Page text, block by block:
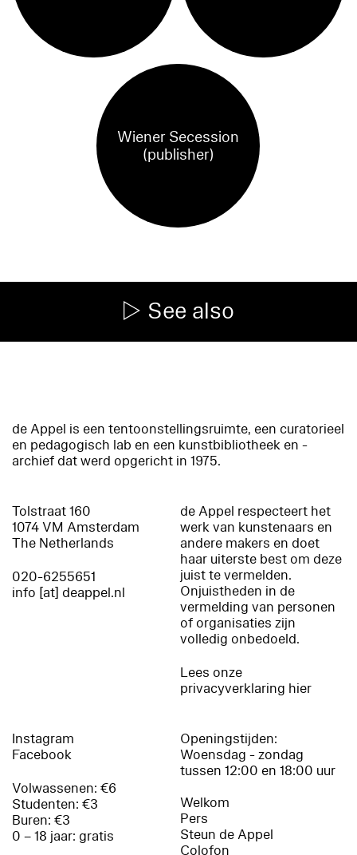
Wiener Secession
(publisher)
See also
de Appel is een tentoonstellingsruimte, een curatorieel
en pedagogisch lab en een kunstbibliotheek en -
archief dat werd opgericht in 1975.
Tolstraat 160
1074 VM Amsterdam
The Netherlands
020-6255651
info [at] deappel.nl
de Appel respecteert het
werk van kunstenaars en
andere makers en doet
haar uiterste best om deze
juist te vermelden.
Onjuistheden in de
vermelding van personen
of organisaties zijn
volledig onbedoeld.
Lees onze
privacyverklaring hier
Instagram
Facebook
Volwassenen: €6
Studenten: €3
Buren: €3
0 – 18 jaar: gratis
Openingstijden:
Woensdag - zondag
tussen 12:00 en 18:00 uur
Welkom
Pers
Steun de Appel
Colofon